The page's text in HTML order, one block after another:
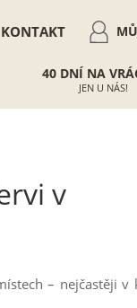
KONTAKT
40 DNÍ NA
JEN U NÁS!
v
– nejčastěji v